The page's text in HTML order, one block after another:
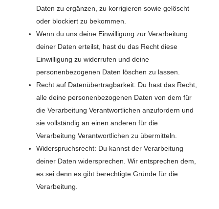
Daten zu ergänzen, zu korrigieren sowie gelöscht
oder blockiert zu bekommen.
Wenn du uns deine Einwilligung zur Verarbeitung
deiner Daten erteilst, hast du das Recht diese
Einwilligung zu widerrufen und deine
personenbezogenen Daten löschen zu lassen.
Recht auf Datenübertragbarkeit: Du hast das Recht,
alle deine personenbezogenen Daten von dem für
die Verarbeitung Verantwortlichen anzufordern und
sie vollständig an einen anderen für die
Verarbeitung Verantwortlichen zu übermitteln.
Widerspruchsrecht: Du kannst der Verarbeitung
deiner Daten widersprechen. Wir entsprechen dem,
es sei denn es gibt berechtigte Gründe für die
Verarbeitung.